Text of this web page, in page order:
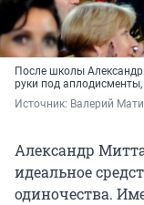
После школы
руки под
Источник: Валерий
Александр
идеальное
одиночества.